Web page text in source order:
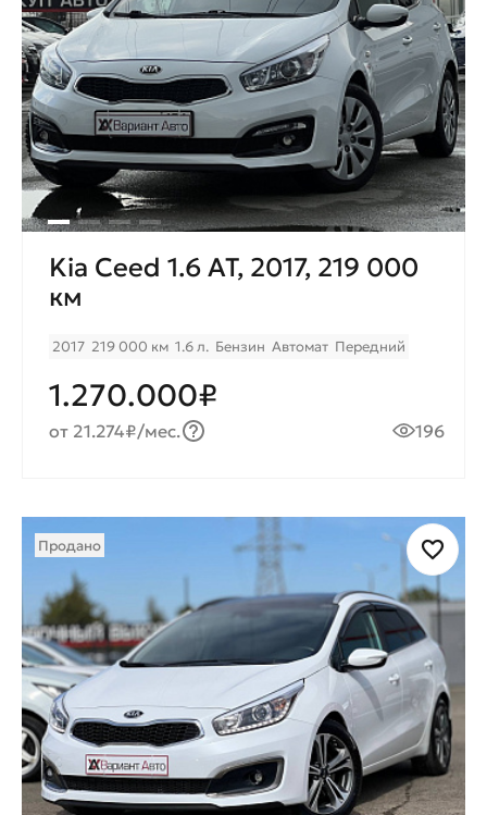
Kia Ceed 1.6 AT, 2017, 219 000
км
2017 219 000 км 1.6 л. Бензин Автомат Передний
1.270.000₽
от 21.274₽/мес. 196
Продано